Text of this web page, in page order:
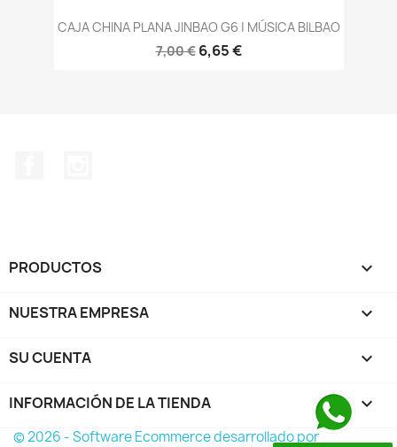
CAJA CHINA PLANA JINBAO G6 | MÚSICA BILBAO
7,00 € 6,65 €
PRODUCTOS 
NUESTRA EMPRESA 
SU CUENTA 
INFORMACIÓN DE LA TIENDA keyboard_arrow_down
© 2026 - Software Ecommerce desarrollado por